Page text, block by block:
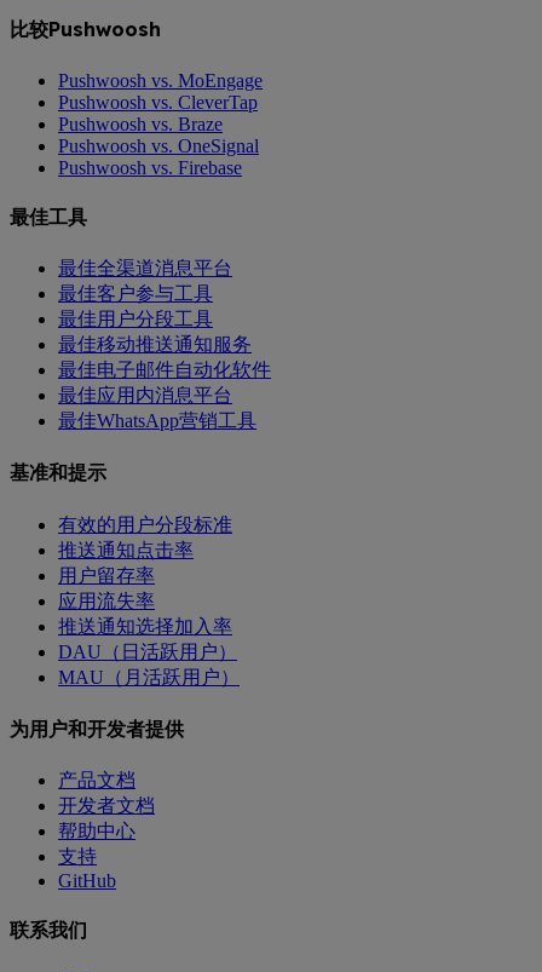
比较Pushwoosh
Pushwoosh vs. MoEngage
Pushwoosh vs. CleverTap
Pushwoosh vs. Braze
Pushwoosh vs. OneSignal
Pushwoosh vs. Firebase
最佳工具
最佳全渠道消息平台
最佳客户参与工具
最佳用户分段工具
最佳移动推送通知服务
最佳电子邮件自动化软件
最佳应用内消息平台
最佳WhatsApp营销工具
基准和提示
有效的用户分段标准
推送通知点击率
用户留存率
应用流失率
推送通知选择加入率
DAU（日活跃用户）
MAU（月活跃用户）
为用户和开发者提供
产品文档
开发者文档
帮助中心
支持
GitHub
联系我们